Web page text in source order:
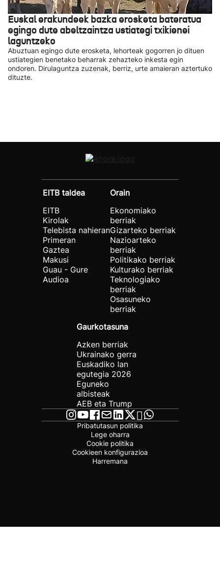
Euskal erakundeek bazka erosketa bateratua
egingo dute abeltzaintza ustiategi txikienei
laguntzeko
Abuztuan egingo dute erosketa, lehorteak gogorren jo dituen
ustiategien benetako beharrak zehazteko inkesta egin
ondoren. Dirulaguntza zuzenak, berriz, urte amaieran aztertuko
dituzte.
EITB taldea
EITB
Kirolak
Telebista nahieran
Primeran
Gaztea
Makusi
Guau - Gure
Audioa
Orain
Ekonomiako
berriak
Gizarteko berriak
Nazioarteko
berriak
Politikako berriak
Kulturako berriak
Teknologiako
berriak
Osasuneko
berriak
Gaurkotasuna
Azken berriak
Ukrainako gerra
Euskadiko lan
egutegia 2026
Eguneko
albisteak
AEB eta Trump
Pribatutasun politika
Lege oharra
Cookie politika
Cookieen konfigurazioa
Harremana